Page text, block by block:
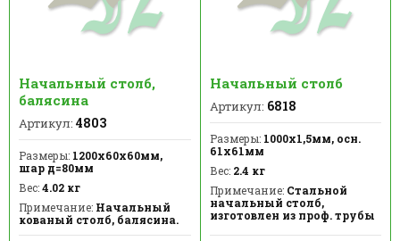
Начальный столб,
балясина
Артикул: 4803
Размеры: 1200х60х60мм,
шар д=80мм
Вес:4.02 кг
Примечание: Начальный
кованый столб, балясина.
Начальный столб
Артикул: 6818
Размеры:1000х1,5мм, осн.
61х61мм
Вес:2.4 кг
Примечание:Стальной
начальный столб,
изготовлен из проф. трубы